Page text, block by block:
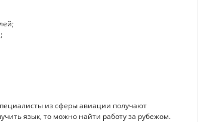
из сферы авиации получают
язык, то можно найти работу за рубежом.